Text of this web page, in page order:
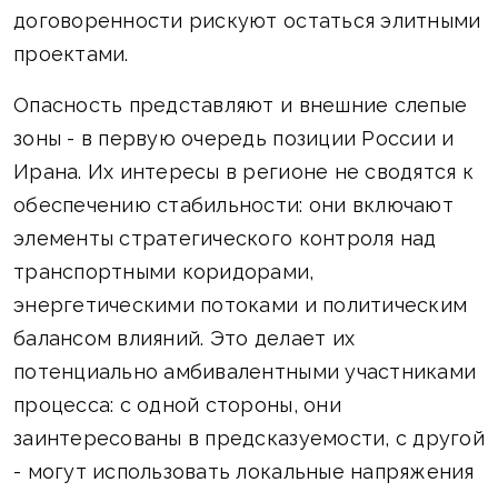
договоренности рискуют остаться элитными
проектами.
Опасность представляют и внешние слепые
зоны - в первую очередь позиции России и
Ирана. Их интересы в регионе не сводятся к
обеспечению стабильности: они включают
элементы стратегического контроля над
транспортными коридорами,
энергетическими потоками и политическим
балансом влияний. Это делает их
потенциально амбивалентными участниками
процесса: с одной стороны, они
заинтересованы в предсказуемости, с другой
- могут использовать локальные напряжения